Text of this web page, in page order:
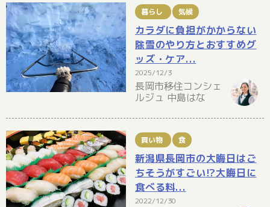
暮らし 気候
カラダに負担がかからない
除雪のやり方とおすすめグ
ッズ・ケア...
2025/12/3
長岡市移住コンシェ
ルジュ 中島はな
買い物 食
新潟県長岡市の大晦日はご
ちそうがすごい!?大晦日に
食べる料...
2022/12/30